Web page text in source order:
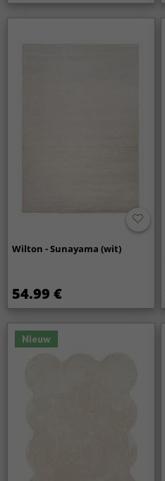
Wilton - Sunayama (wit)
54.99 €
Nieuw